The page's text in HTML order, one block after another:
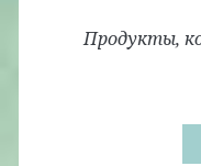
Продукты,